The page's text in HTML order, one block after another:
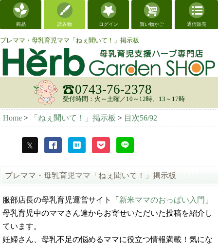
商品 読み物 ログイン 買い物かご 通信販売
プレママ・母乳育児ママ「ねぇ聞いて！」掲示板
0743-76-2378
受付時間：火～土曜／10～12時、13～17時
Home > 「ねぇ聞いて！」掲示板 > 目次56/92
プレママ・母乳育児ママ「ねぇ聞いて！」掲示板
服部店長の母乳育児運営サイト「 新米ママのおっぱい入門 」
母乳育児中のママさん達からお寄せいただいた投稿を紹介し
ています。
妊婦さん、母乳不足の悩めるママに役立つ情報満載！気にな